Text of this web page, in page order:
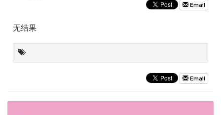
Email
无结果
Email